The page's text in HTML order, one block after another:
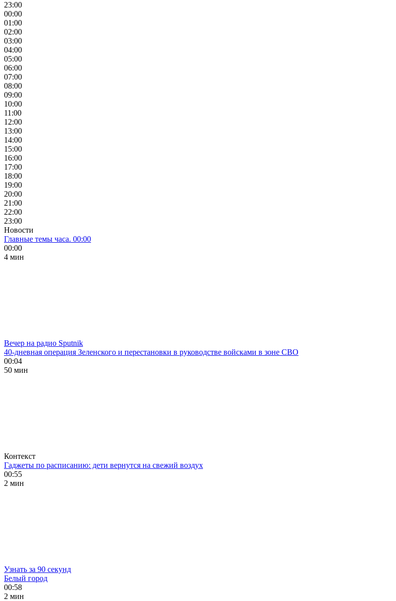
23:00
00:00
01:00
02:00
03:00
04:00
05:00
06:00
07:00
08:00
09:00
10:00
11:00
12:00
13:00
14:00
15:00
16:00
17:00
18:00
19:00
20:00
21:00
22:00
23:00
Новости
Главные темы часа. 00:00
00:00
4 мин
Вечер на радио Sputnik
40-дневная операция Зеленского и перестановки в руководстве войсками в зоне СВО
00:04
50 мин
Контекст
Гаджеты по расписанию: дети вернутся на свежий воздух
00:55
2 мин
Узнать за 90 секунд
Белый город
00:58
2 мин